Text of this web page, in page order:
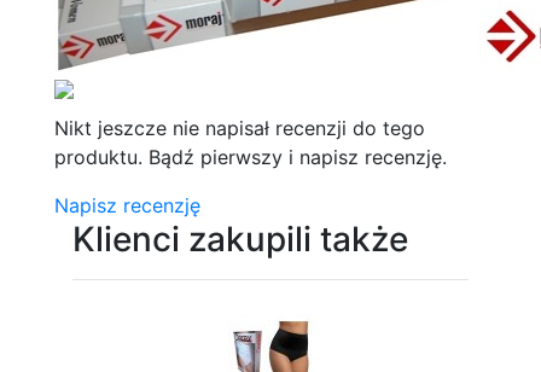
Nikt jeszcze nie napisał recenzji do tego
produktu. Bądź pierwszy i napisz recenzję.
Napisz recenzję
Klienci zakupili także